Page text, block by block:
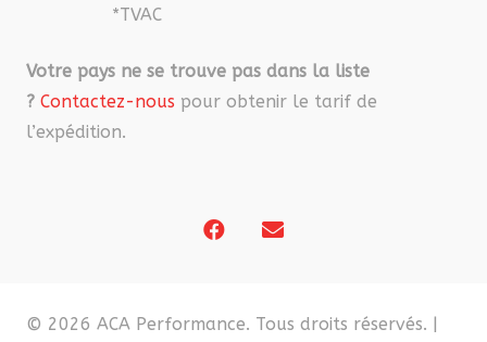
*TVAC
Votre pays ne se trouve pas dans la liste
? Contactez-nous pour obtenir le tarif de
l’expédition.
© 2026 ACA Performance. Tous droits réservés. |